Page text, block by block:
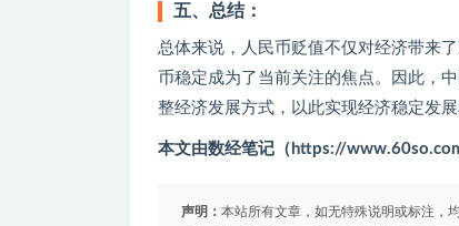
五、总结：
总体来说，人民币贬值不仅对经济带来
币稳定成为了当前关注的焦点。因此，
整经济发展方式，以此实现经济稳定发展
本文由数经笔记（https://
声明： 本站所有文章，如无特殊说明或标注，